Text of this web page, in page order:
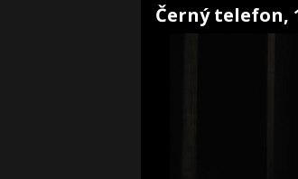
Černý telefon,